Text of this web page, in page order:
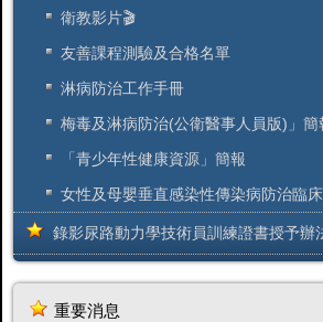
衛教影片🎬
友善課程測驗及合格名單
淋病防治工作手冊
梅毒及淋病防治(公衛醫事人員版)」簡
「青少年性健康資源」簡報
女性及母嬰垂直感染性傳染病防治臨床
錄影尿路動力學技術員訓練證書授予辦
重要消息